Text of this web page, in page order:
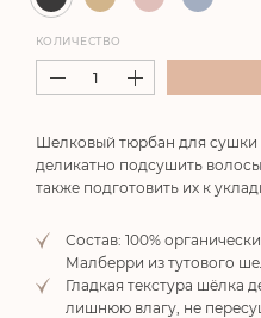
Шелковый тюрбан для сушки
деликатно подсушить
также подготовить их к
Состав: 100%
Малберри из тутового
Гладкая текстура шёлка
лишнюю влагу, не
КОЛИЧЕСТВО